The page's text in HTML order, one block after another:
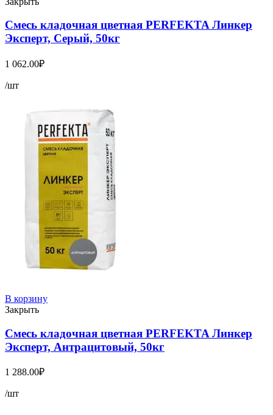
Смесь кладочная цветная PERFEKTA Линкер
Эксперт, Серый, 50кг
1 062.00₽
/шт
В корзину
Закрыть
Смесь кладочная цветная PERFEKTA Линкер
Эксперт, Антрацитовый, 50кг
1 288.00₽
/шт